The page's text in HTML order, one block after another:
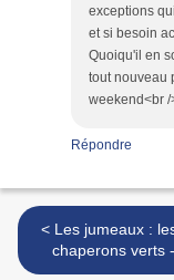
exceptions
et si besoin
Quoiqu'il en
tout nouveau
weekend<br /
Répondre
< Les jumeaux : les petits
chaperons verts
twins: little